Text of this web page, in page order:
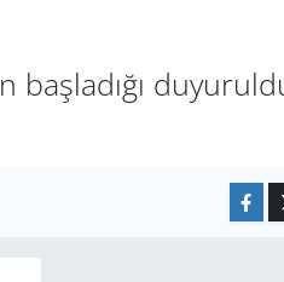
başladığı